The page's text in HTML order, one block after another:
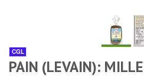
CGL
PAIN (LEVAIN):